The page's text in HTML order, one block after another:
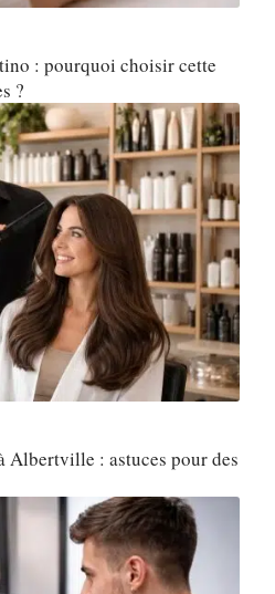
: pourquoi choisir cette
?
Albertville : astuces pour des